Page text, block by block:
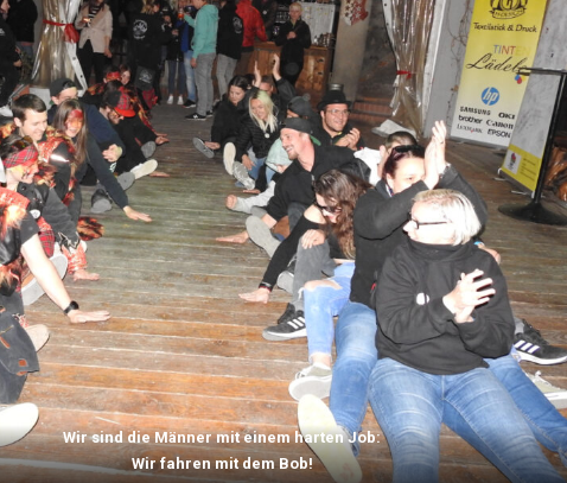
Wir sind die Männer mit einem harten Job:
Wir fahren mit dem Bob!